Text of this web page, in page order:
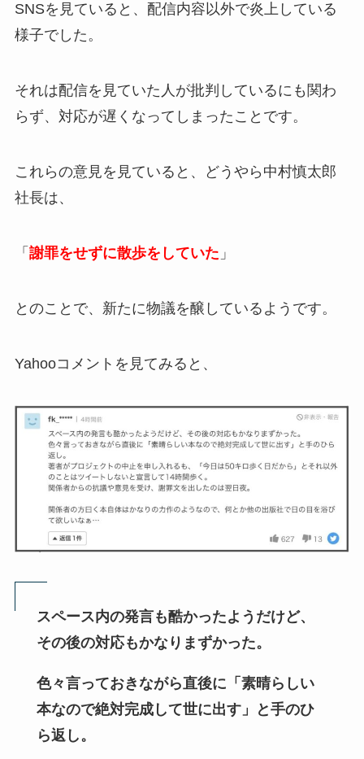
SNSを見ていると、配信内容以外で炎上している
様子でした。
それは配信を見ていた人が批判しているにも関わ
らず、対応が遅くなってしまったことです。
これらの意見を見ていると、どうやら中村慎太郎
社長は、
「 謝罪をせずに散歩をしていた 」
とのことで、新たに物議を醸しているようです。
Yahooコメントを見てみると、
スペース内の発言も酷かったようだけど、
その後の対応もかなりまずかった。
色々言っておきながら直後に「素晴らしい
本なので絶対完成して世に出す」と手のひ
ら返し。